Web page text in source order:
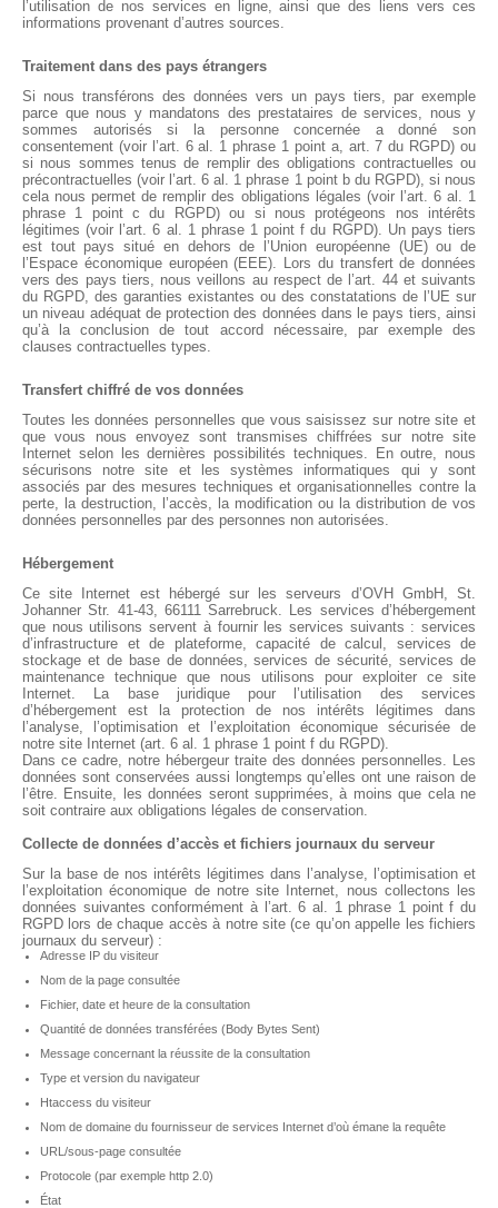
l’utilisation de nos services en ligne, ainsi que des liens vers ces
informations provenant d’autres sources.
Traitement dans des pays étrangers
Si nous transférons des données vers un pays tiers, par exemple
parce que nous y mandatons des prestataires de services, nous y
sommes autorisés si la personne concernée a donné son
consentement (voir l’art. 6 al. 1 phrase 1 point a, art. 7 du RGPD) ou
si nous sommes tenus de remplir des obligations contractuelles ou
précontractuelles (voir l’art. 6 al. 1 phrase 1 point b du RGPD), si nous
cela nous permet de remplir des obligations légales (voir l’art. 6 al. 1
phrase 1 point c du RGPD) ou si nous protégeons nos intérêts
légitimes (voir l’art. 6 al. 1 phrase 1 point f du RGPD). Un pays tiers
est tout pays situé en dehors de l’Union européenne (UE) ou de
l’Espace économique européen (EEE). Lors du transfert de données
vers des pays tiers, nous veillons au respect de l’art. 44 et suivants
du RGPD, des garanties existantes ou des constatations de l’UE sur
un niveau adéquat de protection des données dans le pays tiers, ainsi
qu’à la conclusion de tout accord nécessaire, par exemple des
clauses contractuelles types.
Transfert chiffré de vos données
Toutes les données personnelles que vous saisissez sur notre site et
que vous nous envoyez sont transmises chiffrées sur notre site
Internet selon les dernières possibilités techniques. En outre, nous
sécurisons notre site et les systèmes informatiques qui y sont
associés par des mesures techniques et organisationnelles contre la
perte, la destruction, l’accès, la modification ou la distribution de vos
données personnelles par des personnes non autorisées.
Hébergement
Ce site Internet est hébergé sur les serveurs d’OVH GmbH, St.
Johanner Str. 41-43, 66111 Sarrebruck. Les services d’hébergement
que nous utilisons servent à fournir les services suivants : services
d’infrastructure et de plateforme, capacité de calcul, services de
stockage et de base de données, services de sécurité, services de
maintenance technique que nous utilisons pour exploiter ce site
Internet. La base juridique pour l’utilisation des services
d’hébergement est la protection de nos intérêts légitimes dans
l’analyse, l’optimisation et l’exploitation économique sécurisée de
notre site Internet (art. 6 al. 1 phrase 1 point f du RGPD).
Dans ce cadre, notre hébergeur traite des données personnelles. Les
données sont conservées aussi longtemps qu’elles ont une raison de
l’être. Ensuite, les données seront supprimées, à moins que cela ne
soit contraire aux obligations légales de conservation.
Collecte de données d’accès et fichiers journaux du serveur
Sur la base de nos intérêts légitimes dans l’analyse, l’optimisation et
l’exploitation économique de notre site Internet, nous collectons les
données suivantes conformément à l’art. 6 al. 1 phrase 1 point f du
RGPD lors de chaque accès à notre site (ce qu’on appelle les fichiers
journaux du serveur) :
Adresse IP du visiteur
Nom de la page consultée
Fichier, date et heure de la consultation
Quantité de données transférées (Body Bytes Sent)
Message concernant la réussite de la consultation
Type et version du navigateur
Htaccess du visiteur
Nom de domaine du fournisseur de services Internet d’où émane la requête
URL/sous-page consultée
Protocole (par exemple http 2.0)
État